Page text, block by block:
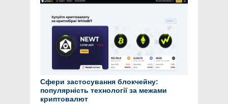
Сфери застосування блокчейну:
популярність технології за межами
криптовалют